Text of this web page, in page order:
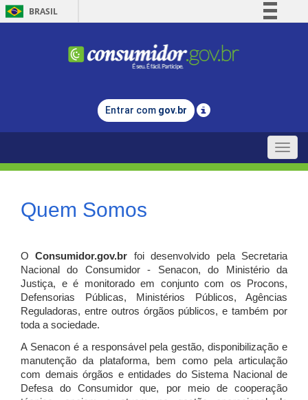
BRASIL
Comunica BR
Legislação
Entrar com gov.br
Toggle
Quem Somos
OConsumidor.gov.br
foi desenvolvido pela Secretaria
Nacional do Consumidor - Senacon, do Ministério da
Justiça, e é monitorado em conjunto com os Procons,
Defensorias Públicas, Ministérios Públicos, Agências
Reguladoras, entre outros órgãos públicos, e também por
toda a sociedade.
A Senacon é a responsável pela gestão, disponibilização e
manutenção da plataforma, bem como pela articulação
com demais órgãos e entidades do Sistema Nacional de
Defesa do Consumidor que, por meio de cooperação